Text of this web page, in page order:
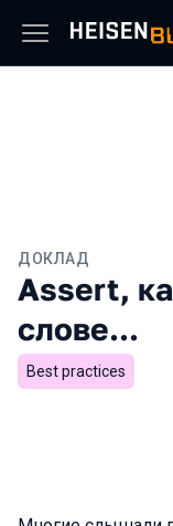
ДОКЛАД
Assert,
слове...
Best practices